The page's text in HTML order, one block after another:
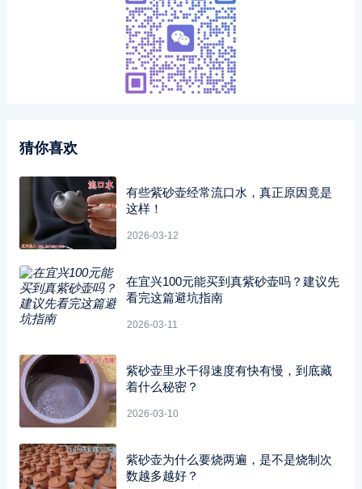
猜你喜欢
有些紫砂壶经常流口水，真正原因竟是
这样！
2026-03-12
在宜兴100元能买到真紫砂壶吗？建议先
看完这篇避坑指南
2026-03-11
紫砂壶里水干得速度有快有慢，到底藏
着什么秘密？
2026-03-10
紫砂壶为什么要烧两遍，是不是烧制次
数越多越好？